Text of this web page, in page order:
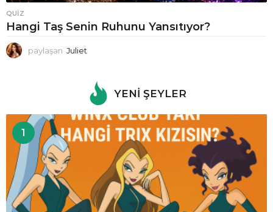
QUIZ
Hangi Taş Senin Ruhunu Yansıtıyor?
paylaşan Juliet
YENI ŞEYLER
1